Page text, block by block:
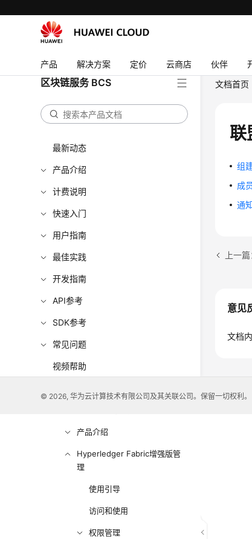
产品 解决方案 定价 云商店 伙伴
区块链服务 BCS
最新动态
产品介绍
计费说明
快速入门
用户指南
最佳实践
开发指南
API参考
SDK参考
常见问题
视频帮助
产品介绍
Hyperledger Fabric增强版管
理
使用引导
访问和使用
权限管理
文档首页
联
组
成
通
上一
意见
文档
© 2026, 华为云计算技术有限公司及其关联公司。保留一切权利。